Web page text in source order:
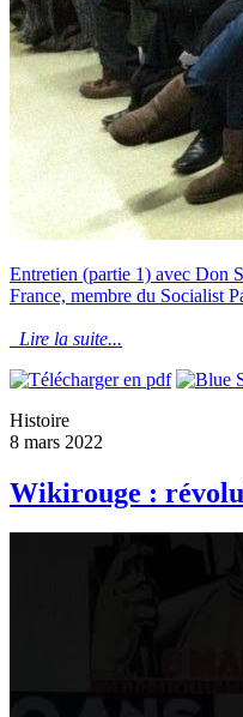
Entretien (partie 1) avec Don
France, membre du Socialist
Lire la suite...
Histoire
8 mars 2022
Wikirouge :